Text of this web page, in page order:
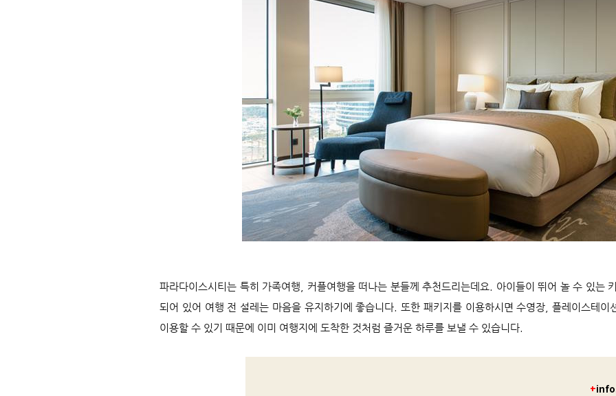
파라다이스시티는 특히 가족여행, 커플여행을 떠나는 분들께 추천드리는데요. 아이들이 뛰어 놀 수 있는
되어 있어 여행 전 설레는 마음을 유지하기에 좋습니다. 또한 패키지를 이용하시면 수영장, 플레이스테이
이용할 수 있기 때문에 이미 여행지에 도착한 것처럼 즐거운 하루를 보낼 수 있습니다.
+